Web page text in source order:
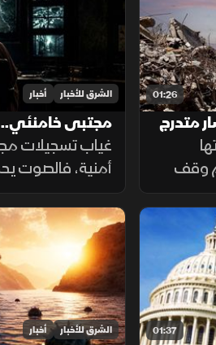
01:26
متدرج
وقف
معقدة.
الشرق للأخبار أخبار
مجتبى
غياب تسجيلات
أمنية، فالصوت
ويكشف للتحليل
توقيته، نوع
به بدقة عالية.
01:37 الشرق للأخبار أخبار